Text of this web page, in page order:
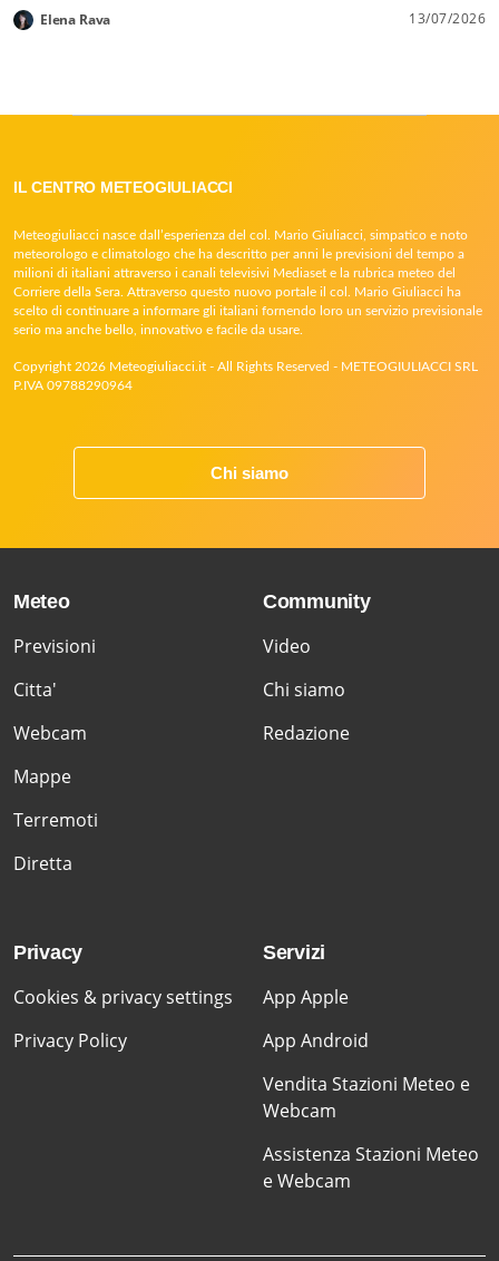
Elena Rava 13/07/2026
IL CENTRO METEOGIULIACCI
Meteogiuliacci nasce dall’esperienza del col. Mario Giuliacci, simpatico e noto
meteorologo e climatologo che ha descritto per anni le previsioni del tempo a
milioni di italiani attraverso i canali televisivi Mediaset e la rubrica meteo del
Corriere della Sera. Attraverso questo nuovo portale il col. Mario Giuliacci ha
scelto di continuare a informare gli italiani fornendo loro un servizio previsionale
serio ma anche bello, innovativo e facile da usare.
Copyright 2026 Meteogiuliacci.it - All Rights Reserved - METEOGIULIACCI SRL
P.IVA 09788290964
Chi siamo
Meteo
Previsioni
Citta'
Webcam
Mappe
Terremoti
Diretta
Community
Video
Chi siamo
Redazione
Privacy
Cookies & privacy settings
Privacy Policy
Servizi
App Apple
App Android
Vendita Stazioni Meteo e
Webcam
Assistenza Stazioni Meteo
e Webcam